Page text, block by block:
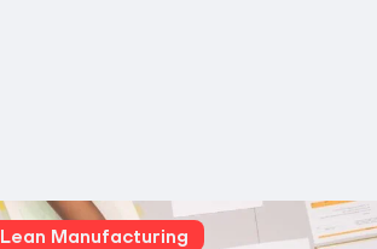
Lean Manufacturing